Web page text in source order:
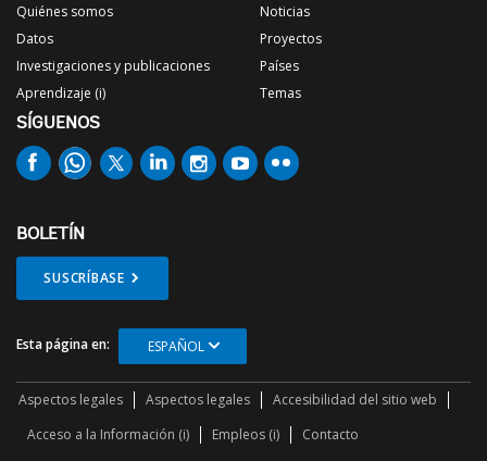
Quiénes somos
Datos
Investigaciones y publicaciones
Aprendizaje (i)
Noticias
Proyectos
Países
Temas
SÍGUENOS
BOLETÍN
SUSCRÍBASE
Esta página en: ESPAÑOL
Aspectos legales Aspectos legales
Accesibilidad del sitio web
Acceso a la Información (i)
Empleos (i) Contacto